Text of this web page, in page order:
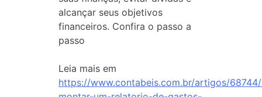
alcançar seus objetivos
financeiros. Confira o passo a
passo
Leia mais em
https://www.contabeis.com.br/artigos/